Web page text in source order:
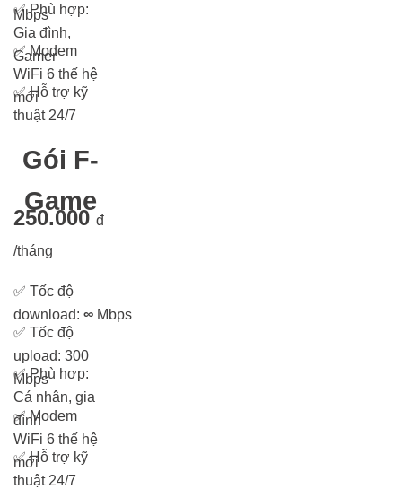
Mbps
✅Phù hợp:
Gia đình,
Gamer
✅Modem
WiFi 6 thế hệ
mới
✅Hỗ trợ kỹ
thuật 24/7
Gói F-
Game
250.000 đ
/tháng
✅ Tốc độ
download: ∞ Mbps
✅ Tốc độ
upload: 300
Mbps
✅Phù hợp:
Cá nhân, gia
đình
✅Modem
WiFi 6 thế hệ
mới
✅Hỗ trợ kỹ
thuật 24/7